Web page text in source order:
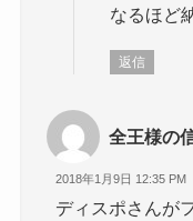
なるほど
返信
全王様の
2018年1月9日 12:35 PM
ディスポさんが